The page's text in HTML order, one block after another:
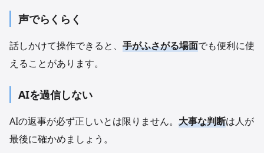
声でらくらく
話しかけて操作できると、 手がふさがる場面でも便利に使
えることがあります。
AIを過信しない
AIの返事が必ず正しいとは限りません。 大事な判断は人が
最後に確かめましょう。